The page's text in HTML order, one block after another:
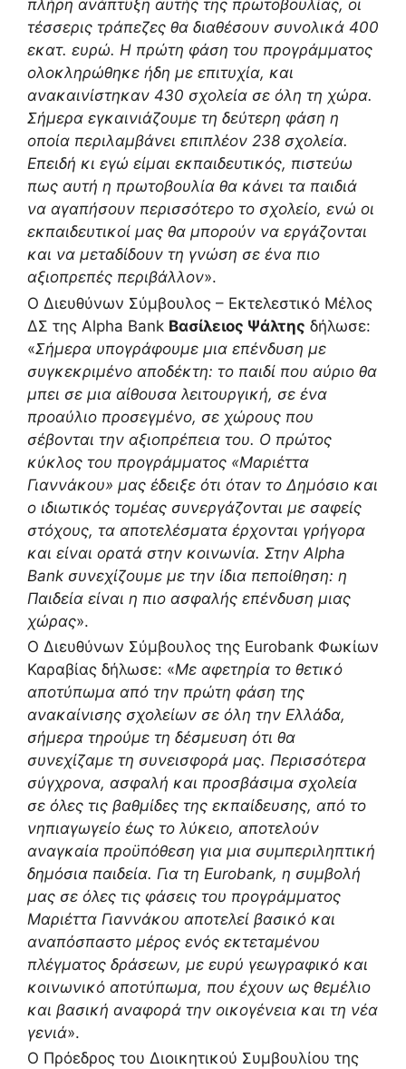
πλήρη ανάπτυξη αυτής της πρωτοβουλίας, οι
τέσσερις τράπεζες θα διαθέσουν συνολικά 400
εκατ. ευρώ. Η πρώτη φάση του προγράμματος
ολοκληρώθηκε ήδη με επιτυχία, και
ανακαινίστηκαν 430 σχολεία σε όλη τη χώρα.
Σήμερα εγκαινιάζουμε τη δεύτερη φάση η
οποία περιλαμβάνει επιπλέον 238 σχολεία.
Επειδή κι εγώ είμαι εκπαιδευτικός, πιστεύω
πως αυτή η πρωτοβουλία θα κάνει τα παιδιά
να αγαπήσουν περισσότερο το σχολείο, ενώ οι
εκπαιδευτικοί μας θα μπορούν να εργάζονται
και να μεταδίδουν τη γνώση σε ένα πιο
αξιοπρεπές περιβάλλον».
Ο Διευθύνων Σύμβουλος – Εκτελεστικό Μέλος
ΔΣ της Alpha Bank Βασίλειος Ψάλτης δήλωσε:
«Σήμερα υπογράφουμε μια επένδυση με
συγκεκριμένο αποδέκτη: το παιδί που αύριο θα
μπει σε μια αίθουσα λειτουργική, σε ένα
προαύλιο προσεγμένο, σε χώρους που
σέβονται την αξιοπρέπεια του. Ο πρώτος
κύκλος του προγράμματος «Μαριέττα
Γιαννάκου» μας έδειξε ότι όταν το Δημόσιο και
ο ιδιωτικός τομέας συνεργάζονται με σαφείς
στόχους, τα αποτελέσματα έρχονται γρήγορα
και είναι ορατά στην κοινωνία. Στην Alpha
Bank συνεχίζουμε με την ίδια πεποίθηση: η
Παιδεία είναι η πιο ασφαλής επένδυση μιας
χώρας».
Ο Διευθύνων Σύμβουλος της Eurobank Φωκίων
Καραβίας δήλωσε: «Με αφετηρία το θετικό
αποτύπωμα από την πρώτη φάση της
ανακαίνισης σχολείων σε όλη την Ελλάδα,
σήμερα τηρούμε τη δέσμευση ότι θα
συνεχίζαμε τη συνεισφορά μας. Περισσότερα
σύγχρονα, ασφαλή και προσβάσιμα σχολεία
σε όλες τις βαθμίδες της εκπαίδευσης, από το
νηπιαγωγείο έως το λύκειο, αποτελούν
αναγκαία προϋπόθεση για μια συμπεριληπτική
δημόσια παιδεία. Για τη Eurobank, η συμβολή
μας σε όλες τις φάσεις του προγράμματος
Μαριέττα Γιαννάκου αποτελεί βασικό και
αναπόσπαστο μέρος ενός εκτεταμένου
πλέγματος δράσεων, με ευρύ γεωγραφικό και
κοινωνικό αποτύπωμα, που έχουν ως θεμέλιο
και βασική αναφορά την οικογένεια και τη νέα
γενιά».
Ο Πρόεδρος του Διοικητικού Συμβουλίου της